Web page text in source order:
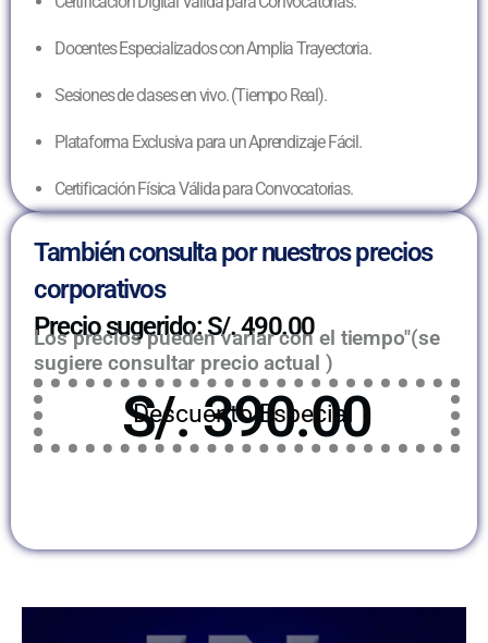
Docentes Especializados con Amplia Trayectoria.
Sesiones de clases en vivo. (Tiempo Real).
Plataforma Exclusiva para un Aprendizaje Fácil.
Certificación Física Válida para Convocatorias.
También consulta por nuestros precios
corporativos
Precio sugerido: S/. 490.00
Los precios pueden variar con el tiempo"(se
sugiere consultar precio actual )
Descuento Especial
S/. 390.00